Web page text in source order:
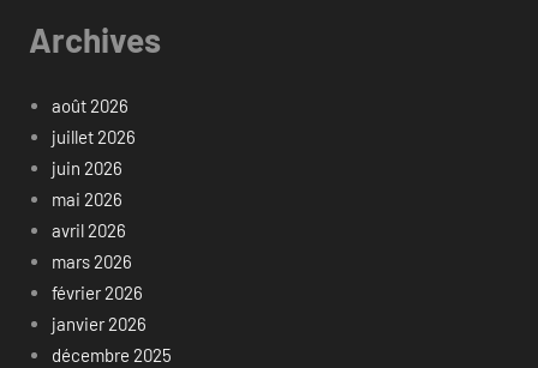
Archives
août 2026
juillet 2026
juin 2026
mai 2026
avril 2026
mars 2026
février 2026
janvier 2026
décembre 2025